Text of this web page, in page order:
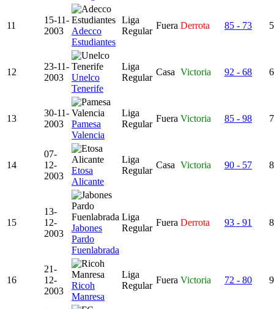
11
15-11-
2003
Adecco
Estudiantes
Liga
Regular
Fuera Derrota 85 - 73
12
23-11-
2003
Unelco
Tenerife
Liga
Regular
Casa Victoria 92 - 68
13
30-11-
2003
Pamesa
Valencia
Liga
Regular
Fuera Victoria 85 - 98
14
07-
12-
2003
Etosa
Alicante
Liga
Regular
Casa Victoria 90 - 57
15
13-
12-
2003
Jabones
Pardo
Fuenlabrada
Liga
Regular
Fuera Derrota 93 - 91
16
21-
12-
2003
Ricoh
Manresa
Liga
Regular
Fuera Victoria 72 - 80